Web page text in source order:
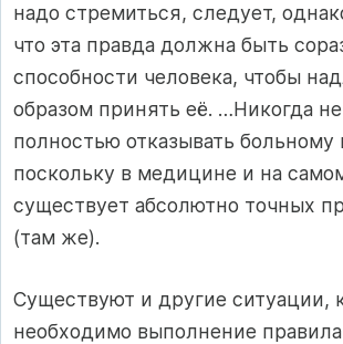
надо стремиться, следует,
что эта правда должна быть
способности человека, чтобы
образом принять её. …Никогда
полностью отказывать
поскольку в медицине и на
существует абсолютно точных
(там же).
Существуют и другие ситуации,
необходимо выполнение